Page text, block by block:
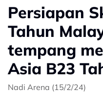
Persiapan
Tahun
tempang
Asia B23
Nadi Arena (15/2/24)